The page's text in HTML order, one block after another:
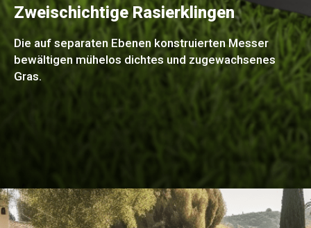
Zweischichtige Rasierklingen
Die auf separaten Ebenen konstruierten Messer
bewältigen mühelos dichtes und zugewachsenes
Gras.